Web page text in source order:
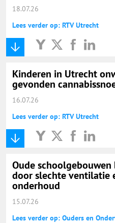
18.07.26
Lees verder op: RTV Utrecht
Kinderen in Utrecht
gevonden
16.07.26
Lees verder op: RTV Utrecht
Oude
door slechte ventilatie
onderhoud
15.07.26
Lees verder op: Ouders en